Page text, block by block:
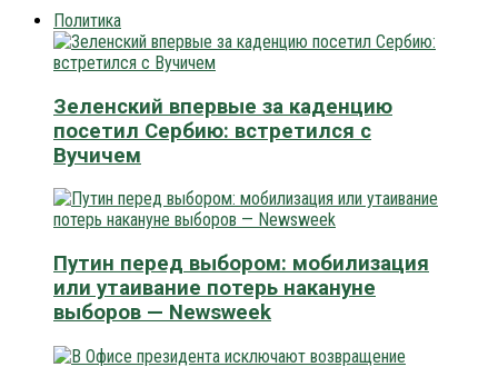
Политика
Зеленский впервые за каденцию
посетил Сербию: встретился с
Вучичем
Путин перед выбором: мобилизация
или утаивание потерь накануне
выборов — Newsweek